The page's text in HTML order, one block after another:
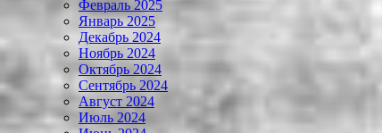
Февраль 2025
Январь 2025
Декабрь 2024
Ноябрь 2024
Октябрь 2024
Сентябрь 2024
Август 2024
Июль 2024